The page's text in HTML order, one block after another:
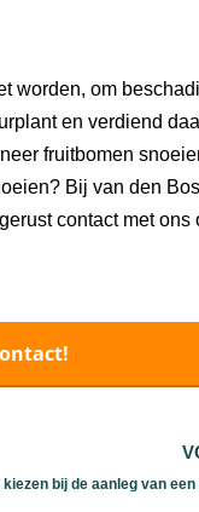
worden, om
en verdiend
fruitbomen
Bij van den
contact met ons
bij de aanleg van